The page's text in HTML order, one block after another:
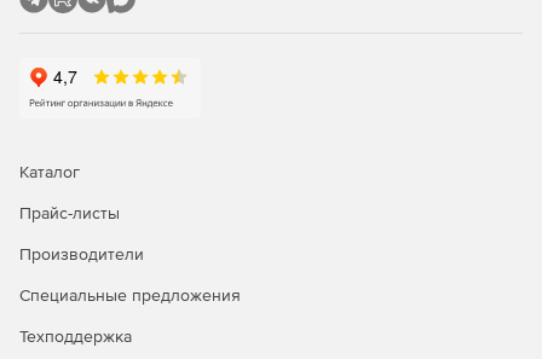
Каталог
Прайс-листы
Производители
Специальные предложения
Техподдержка